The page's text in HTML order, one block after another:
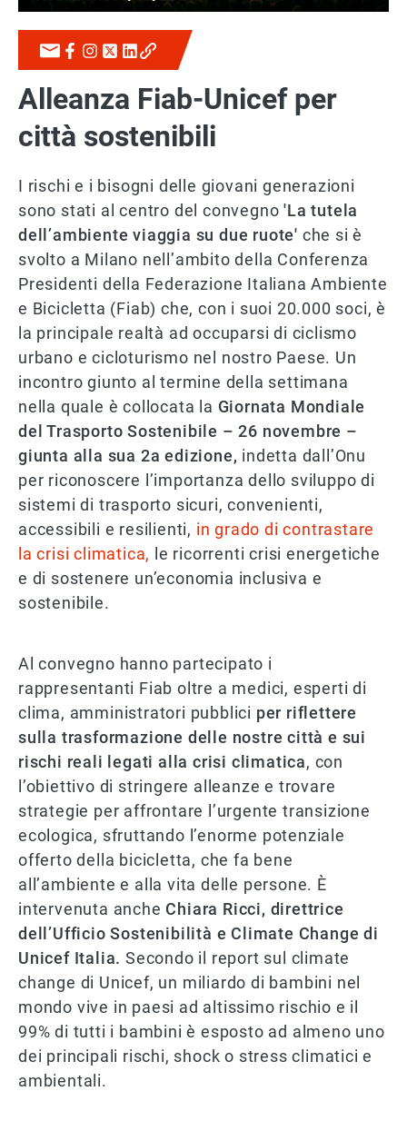
Alleanza Fiab-Unicef per
città sostenibili
I rischi e i bisogni delle giovani generazioni
sono stati al centro del convegno'La tutela
dell’ambiente viaggia su due ruote' che si è
svolto a Milano nell’ambito della Conferenza
Presidenti della Federazione Italiana Ambiente
e Bicicletta (Fiab) che, con i suoi 20.000 soci, è
la principale realtà ad occuparsi di ciclismo
urbano e cicloturismo nel nostro Paese. Un
incontro giunto al termine della settimana
nella quale è collocata la Giornata Mondiale
del Trasporto Sostenibile – 26 novembre –
giunta alla sua 2a edizione, indetta dall’Onu
per riconoscere l’importanza dello sviluppo di
sistemi di trasporto sicuri, convenienti,
accessibili e resilienti, in grado di contrastare
la crisi climatica, le ricorrenti crisi energetiche
e di sostenere un’economia inclusiva e
sostenibile.
Al convegno hanno partecipato i
rappresentanti Fiab oltre a medici, esperti di
clima, amministratori pubblici per riflettere
sulla trasformazione delle nostre città e sui
rischi reali legati alla crisi climatica, con
l’obiettivo di stringere alleanze e trovare
strategie per affrontare l’urgente transizione
ecologica, sfruttando l’enorme potenziale
offerto della bicicletta, che fa bene
all’ambiente e alla vita delle persone. È
intervenuta anche Chiara Ricci, direttrice
dell’Ufficio Sostenibilità e Climate Change di
Unicef Italia.Secondo il report sul climate
change di Unicef, un miliardo di bambini nel
mondo vive in paesi ad altissimo rischio e il
99% di tutti i bambini è esposto ad almeno uno
dei principali rischi, shock o stress climatici e
ambientali.